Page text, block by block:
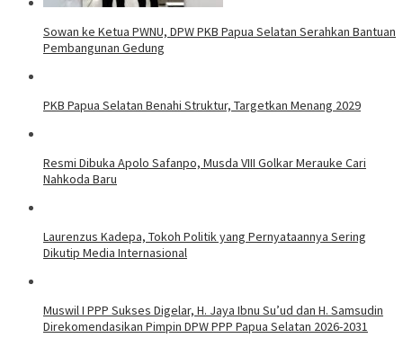
Sowan ke Ketua PWNU, DPW PKB Papua Selatan Serahkan Bantuan
Pembangunan Gedung
PKB Papua Selatan Benahi Struktur, Targetkan Menang 2029
Resmi Dibuka Apolo Safanpo, Musda VIII Golkar Merauke Cari
Nahkoda Baru
Laurenzus Kadepa, Tokoh Politik yang Pernyataannya Sering
Dikutip Media Internasional
Muswil I PPP Sukses Digelar, H. Jaya Ibnu Su’ud dan H. Samsudin
Direkomendasikan Pimpin DPW PPP Papua Selatan 2026-2031